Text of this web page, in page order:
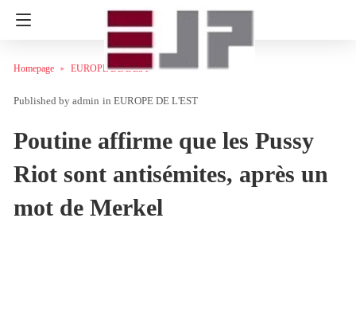
Homepage EUROPE DE L'EST
admin in EUROPE DE L'EST
Poutine affirme que les Pussy
Riot sont antisémites, après un
mot de Merkel